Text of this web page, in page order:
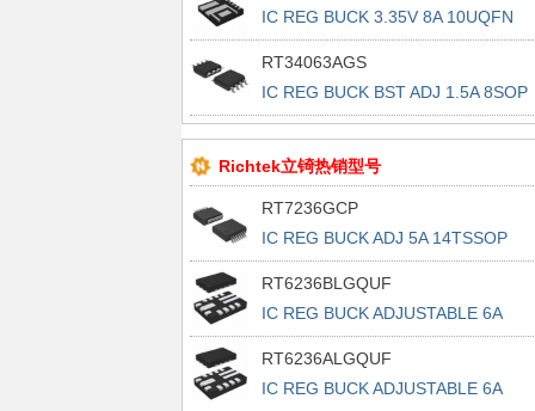
IC REG BUCK 3.35V 8A 10UQFN
RT34063AGS
IC REG BUCK BST ADJ 1.5A 8SOP
Richtek立锜热销型号
RT7236GCP
IC REG BUCK ADJ 5A 14TSSOP
RT6236BLGQUF
IC REG BUCK ADJUSTABLE 6A
13UQFN
RT6236ALGQUF
IC REG BUCK ADJUSTABLE 6A